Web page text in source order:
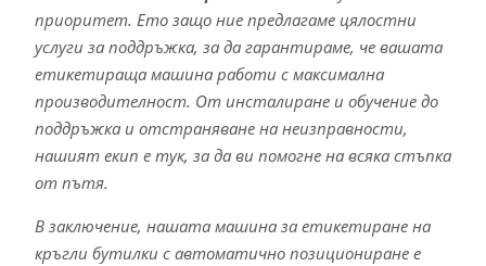
приоритет. Ето защо ние предлагаме цялостни
услуги за поддръжка, за да гарантираме, че вашата
етикетираща машина работи с максимална
производителност. От инсталиране и обучение до
поддръжка и отстраняване на неизправности,
нашият екип е тук, за да ви помогне на всяка стъпка
от пътя.
В заключение, нашата машина за етикетиране на
кръгли бутилки с автоматично позициониране е